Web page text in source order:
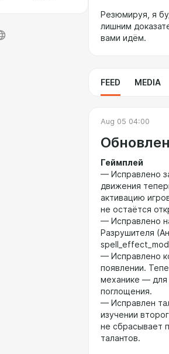
Резюмируя, я
лишним
вами идём.
FEED MEDIA
Aug 05 04:00
Геймплей
— Исправлено
движения
активацию
не остаётся
— Исправлено
Разрушителя
— Исправлено
появлении.
механике — для
поглощения.
— Исправлен
изучении
не сбрасывает
талантов.